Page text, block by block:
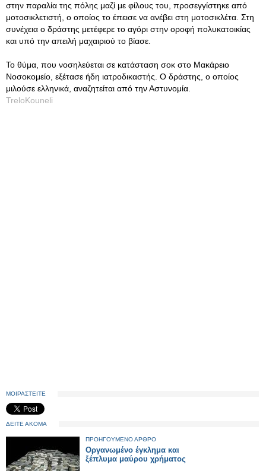
στην παραλία της πόλης μαζί με φίλους του, προσεγγίστηκε από
μοτοσικλετιστή, ο οποίος το έπεισε να ανέβει στη μοτοσικλέτα. Στη
συνέχεια ο δράστης μετέφερε το αγόρι στην οροφή πολυκατοικίας
και υπό την απειλή μαχαιριού το βίασε.
Το θύμα, που νοσηλεύεται σε κατάσταση σοκ στο Μακάρειο
Νοσοκομείο, εξέτασε ήδη ιατροδικαστής. Ο δράστης, ο οποίος
μιλούσε ελληνικά, αναζητείται από την Αστυνομία.
TreloKouneli
ΜΟΙΡΑΣΤΕΙΤΕ
ΔΕΙΤΕ ΑΚΟΜΑ
ΠΡΟΗΓΟΥΜΕΝΟ ΑΡΘΡΟ
Οργανωμένο έγκλημα και
ξέπλυμα μαύρου χρήματος